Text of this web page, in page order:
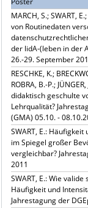
MARCH, S.; SWART,
von Routinedaten
der lidA-(leben in der
26.-29. September
RESCHKE, K.;
ROBRA, B.-P.;
didaktisch geschulte
Lehrqualität?
(GMA) 05.10. -
SWART, E.:
im Spiegel großer
vergleichbar?
2011
SWART, E.: Wie
Häufigkeit und
Jahrestagung der